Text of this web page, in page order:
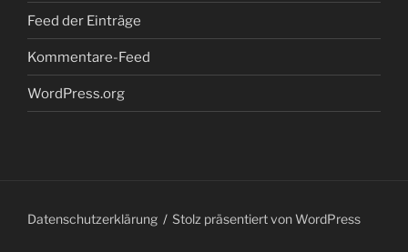
Feed der Einträge
Kommentare-Feed
WordPress.org
Datenschutzerklärung Stolz präsentiert von WordPress